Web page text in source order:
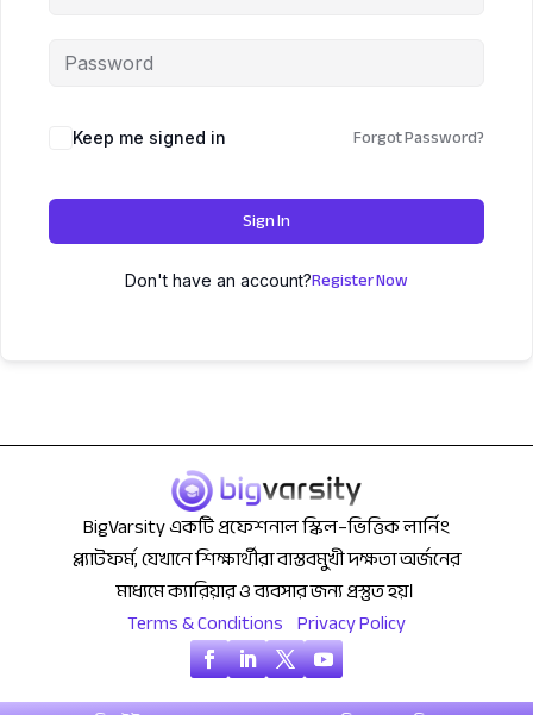
Keep me signed in Forgot Password?
Sign In
Don't have an account?Register Now
BigVarsity একটি প্রফেশনাল স্কিল–ভিত্তিক লার্নিং
প্ল্যাটফর্ম, যেখানে শিক্ষার্থীরা বাস্তবমুখী দক্ষতা অর্জনের
মাধ্যমে ক্যারিয়ার ও ব্যবসার জন্য প্রস্তুত হয়।
Terms & Conditions Privacy Policy